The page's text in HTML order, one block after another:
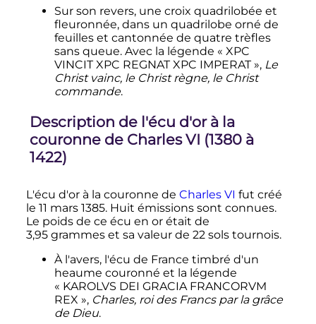
Sur son revers, une croix quadrilobée et
fleuronnée, dans un quadrilobe orné de
feuilles et cantonnée de quatre trèfles
sans queue. Avec la légende « XPC
VINCIT XPC REGNAT XPC IMPERAT », Le
Christ vainc, le Christ règne, le Christ
commande.
Description de l'écu d'or à la
couronne de CharlesVI (1380 à
1422)
L'écu d'or à la couronne de Charles VI fut créé
le 11 mars 1385. Huit émissions sont connues.
Le poids de ce écu en or était de
3,95 grammeset sa valeur de 22 solstournois.
À l'avers, l'écu de France timbré d'un
heaume couronné et la légende
« KAROLVS DEI GRACIA FRANCORVM
REX », Charles, roi des Francs par la grâce
de Dieu.